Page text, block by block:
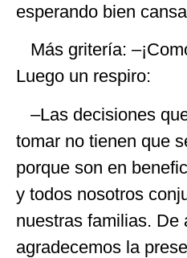
esperando bien
Más gritería:
Luego un respiro:
–Las decisiones
tomar no tienen que
porque son en
y todos nosotros
nuestras familias. De
agradecemos la